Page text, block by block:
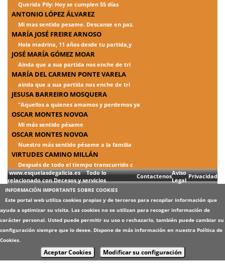
Querida Pily: Hoy se cumplen 55 días
ANTONIO LÓPEZ ÁLVAREZ
Mi mas sentido pesame. Descanse en paz.
MARÍA JOSÉ FREIRE ARNOSO
Hola madrina, 11 años desde tu partida,y
JOSÉ MARÍA GÓMEZ MOAR
Ainda que a sua partida nos enche de tri
MARÍA DEL CARMEN PONTE VARELA
ainda que a sua partida nos enche de tri
JESUSA BARREIRO MOSQUERA
"Aquellos a quienes amamos y perdemos ya
OSCAR MONTES NOVOA
Mi más sentido pésame
OSCAR MONTES NOVOA
Nuestro más sentido pésame a la familia
VIRTUDES CAMINO MILLÁN
Después de todo el tiempo transcurrido c
www.esquelasdegalicia.es Todo lo
relacionado con Decesos y servicios
ContactenosAviso
Legal
Privacidad
INFORMACIÓN IMPORTANTE SOBRE COOKIES
Este portal web utiliza cookies propias y de terceros para recopilar información que
ayuda a optimizar su visita. Las cookies no se utilizan para recoger información de
carácter personal. Usted puede permitir su uso o rechazarlo, también puede cambiar su
configuración siempre que lo desee. Dispone de más información en nuestra Política de
Cookies.